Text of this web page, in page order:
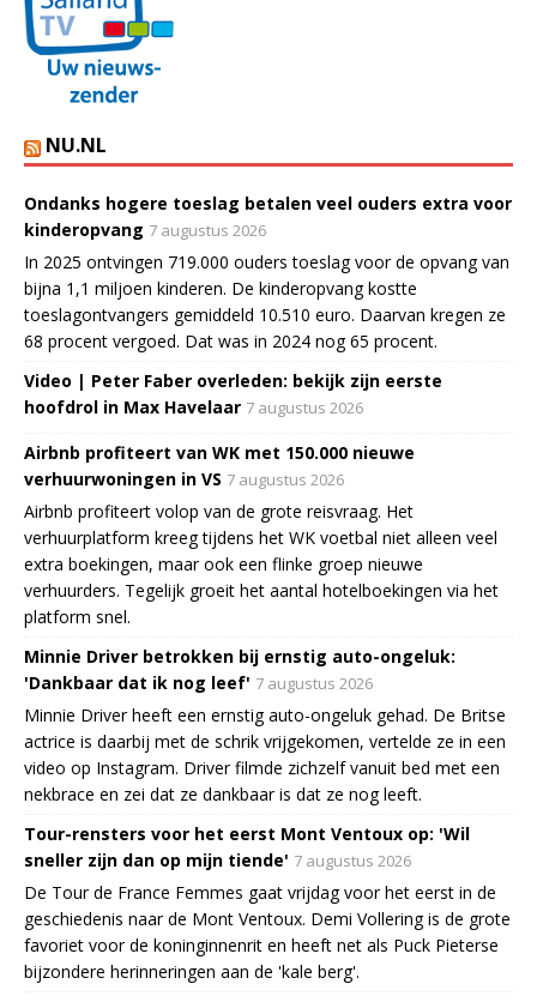
NU.NL
Ondanks hogere toeslag betalen veel ouders extra voor
kinderopvang 7 augustus 2026
In 2025 ontvingen 719.000 ouders toeslag voor de opvang van
bijna 1,1 miljoen kinderen. De kinderopvang kostte
toeslagontvangers gemiddeld 10.510 euro. Daarvan kregen ze
68 procent vergoed. Dat was in 2024 nog 65 procent.
Video | Peter Faber overleden: bekijk zijn eerste
hoofdrol in Max Havelaar 7 augustus 2026
Airbnb profiteert van WK met 150.000 nieuwe
verhuurwoningen in VS 7 augustus 2026
Airbnb profiteert volop van de grote reisvraag. Het
verhuurplatform kreeg tijdens het WK voetbal niet alleen veel
extra boekingen, maar ook een flinke groep nieuwe
verhuurders. Tegelijk groeit het aantal hotelboekingen via het
platform snel.
Minnie Driver betrokken bij ernstig auto-ongeluk:
'Dankbaar dat ik nog leef' 7 augustus 2026
Minnie Driver heeft een ernstig auto-ongeluk gehad. De Britse
actrice is daarbij met de schrik vrijgekomen, vertelde ze in een
video op Instagram. Driver filmde zichzelf vanuit bed met een
nekbrace en zei dat ze dankbaar is dat ze nog leeft.
Tour-rensters voor het eerst Mont Ventoux op: 'Wil
sneller zijn dan op mijn tiende' 7 augustus 2026
De Tour de France Femmes gaat vrijdag voor het eerst in de
geschiedenis naar de Mont Ventoux. Demi Vollering is de grote
favoriet voor de koninginnenrit en heeft net als Puck Pieterse
bijzondere herinneringen aan de 'kale berg'.